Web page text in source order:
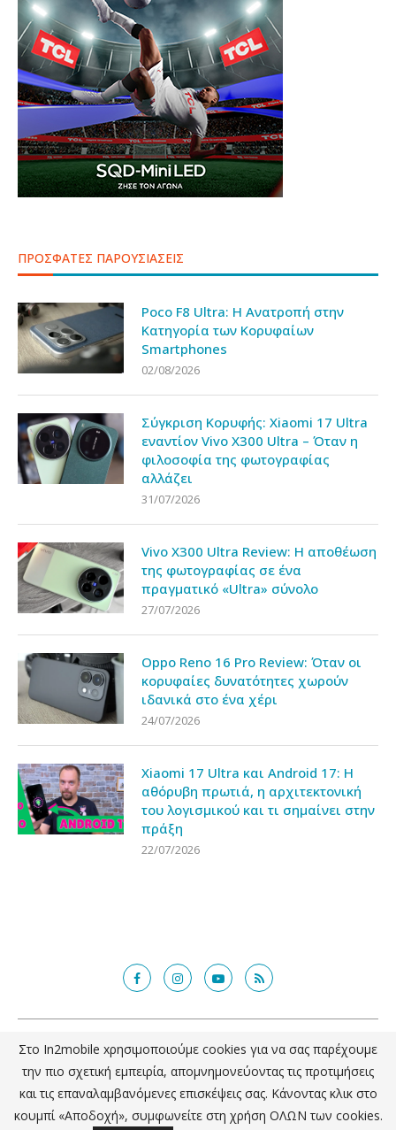
ΠΡΟΣΦΑΤΕΣ ΠΑΡΟΥΣΙΑΣΕΙΣ
Poco F8 Ultra: Η Ανατροπή στην
Κατηγορία των Κορυφαίων
Smartphones
02/08/2026
Σύγκριση Κορυφής: Xiaomi 17 Ultra
εναντίον Vivo X300 Ultra – Όταν η
φιλοσοφία της φωτογραφίας
αλλάζει
31/07/2026
Vivo X300 Ultra Review: Η αποθέωση
της φωτογραφίας σε ένα
πραγματικό «Ultra» σύνολο
27/07/2026
Oppo Reno 16 Pro Review: Όταν οι
κορυφαίες δυνατότητες χωρούν
ιδανικά στο ένα χέρι
24/07/2026
Xiaomi 17 Ultra και Android 17: Η
αθόρυβη πρωτιά, η αρχιτεκτονική
του λογισμικού και τι σημαίνει στην
πράξη
22/07/2026
@2018 - in2mobile.gr. All Right Reserved. Designed and developed by
mcde.gr
ΕΠΙΣΤΡΟΦΗ ΣΤΗΝ ΚΟΡΥΦΗ
Στο In2mobile xρησιμοποιούμε cookies για να σας παρέχουμε
την πιο σχετική εμπειρία, απομνημονεύοντας τις προτιμήσεις
και τις επαναλαμβανόμενες επισκέψεις σας. Κάνοντας κλικ στο
κουμπί «Αποδοχή», συμφωνείτε στη χρήση ΟΛΩΝ των cookies.